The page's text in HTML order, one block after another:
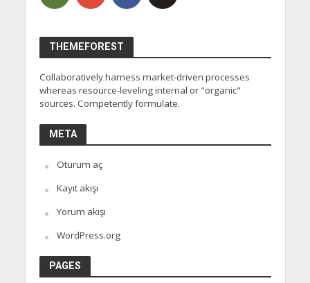
THEMEFOREST
Collaboratively harness market-driven processes
whereas resource-leveling internal or "organic"
sources. Competently formulate.
META
Oturum aç
Kayıt akışı
Yorum akışı
WordPress.org
PAGES